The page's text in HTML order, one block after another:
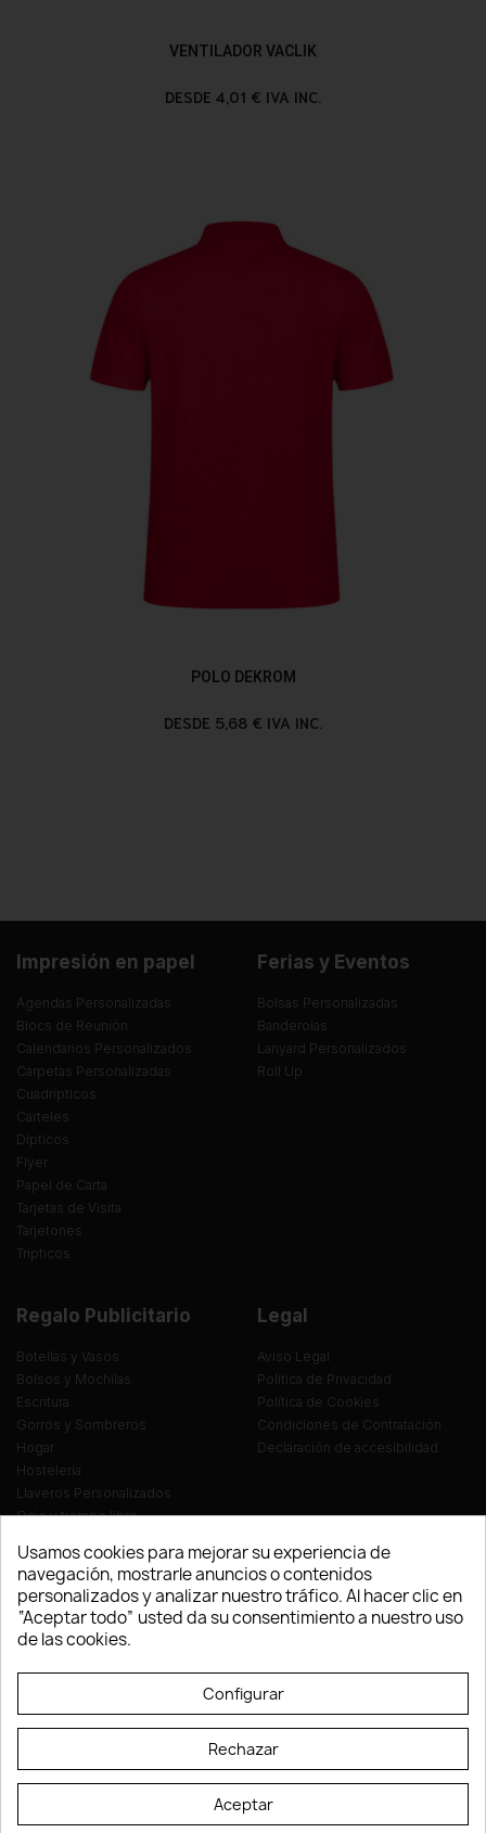
VENTILADOR VACLIK
DESDE 4,01 € IVA INC.
POLO DEKROM
DESDE 5,68 € IVA INC.
Impresión en papel
Agendas Personalizadas
Blocs de Reunión
Calendarios Personalizados
Carpetas Personalizadas
Cuadrípticos
Carteles
Dípticos
Flyer
Papel de Carta
Tarjetas de Visita
Tarjetones
Trípticos
Ferias y Eventos
Bolsas Personalizadas
Banderolas
Lanyard Personalizados
Roll Up
Regalo Publicitario
Botellas y Vasos
Bolsos y Mochilas
Escritura
Gorros y Sombreros
Hogar
Hostelería
Llaveros Personalizados
Ocio y tiempo libre
Ropa y Textil
Tecnología
Verano y playa
Vestuario laboral
Legal
Aviso Legal
Política de Privacidad
Política de Cookies
Condiciones de Contratación
Declaración de accesibilidad
© LEVELPRINT - 2026
Usamos cookies para mejorar su experiencia de
navegación, mostrarle anuncios o contenidos
personalizados y analizar nuestro tráfico. Al hacer clic en
“Aceptar todo” usted da su consentimiento a nuestro uso
de las cookies.
Configurar
Rechazar
Aceptar